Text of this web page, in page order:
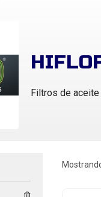
Filtros de aceite